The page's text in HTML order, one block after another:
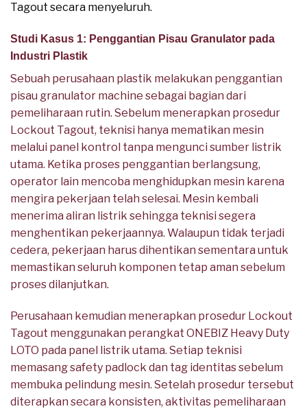
Tagout secara menyeluruh.
Studi Kasus 1: Penggantian Pisau Granulator pada
Industri Plastik
Sebuah perusahaan plastik melakukan penggantian
pisau granulator machine sebagai bagian dari
pemeliharaan rutin. Sebelum menerapkan prosedur
Lockout Tagout, teknisi hanya mematikan mesin
melalui panel kontrol tanpa mengunci sumber listrik
utama. Ketika proses penggantian berlangsung,
operator lain mencoba menghidupkan mesin karena
mengira pekerjaan telah selesai. Mesin kembali
menerima aliran listrik sehingga teknisi segera
menghentikan pekerjaannya. Walaupun tidak terjadi
cedera, pekerjaan harus dihentikan sementara untuk
memastikan seluruh komponen tetap aman sebelum
proses dilanjutkan.
Perusahaan kemudian menerapkan prosedur Lockout
Tagout menggunakan perangkat ONEBIZ Heavy Duty
LOTO pada panel listrik utama. Setiap teknisi
memasang safety padlock dan tag identitas sebelum
membuka pelindung mesin. Setelah prosedur tersebut
diterapkan secara konsisten, aktivitas pemeliharaan